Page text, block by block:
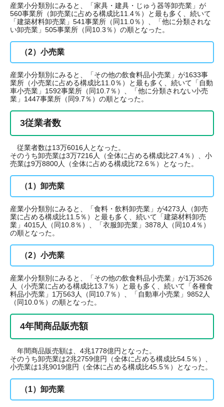
産業小分類別にみると、「家具・建具・じゅう器等卸売業」が
560事業所（卸売業に占める構成比11.4％）と最も多く、続いて
「建築材料卸売業」541事業所（同11.0％）、「他に分類されな
い卸売業」505事業所（同10.3％）の順となった。
（2）小売業
産業小分類別にみると、「その他の飲食料品小売業」が1633事
業所（小売業に占める構成比11.0％）と最も多く、続いて「自動
車小売業」1592事業所（同10.7％）、「他に分類されない小売
業」1447事業所（同9.7％）の順となった。
3従業者数
従業者数は13万6016人となった。
そのうち卸売業は3万7216人（全体に占める構成比27.4％）、小
売業は9万8800人（全体に占める構成比72.6％）となった。
（1）卸売業
産業小分類別にみると、「食料・飲料卸売業」が4273人（卸売
業に占める構成比11.5％）と最も多く、続いて「建築材料卸売
業」4015人（同10.8％）、「衣服卸売業」3878人（同10.4％）
の順となった。
（2）小売業
産業小分類別にみると、「その他の飲食料品小売業」が1万3526
人（小売業に占める構成比13.7％）と最も多く、続いて「各種食
料品小売業」1万563人（同10.7％）、「自動車小売業」9852人
（同10.0％）の順となった。
4年間商品販売額
年間商品販売額は、4兆1778億円となった。
そのうち卸売業は2兆2759億円（全体に占める構成比54.5％）、
小売業は1兆9019億円（全体に占める構成比45.5％）となった。
（1）卸売業